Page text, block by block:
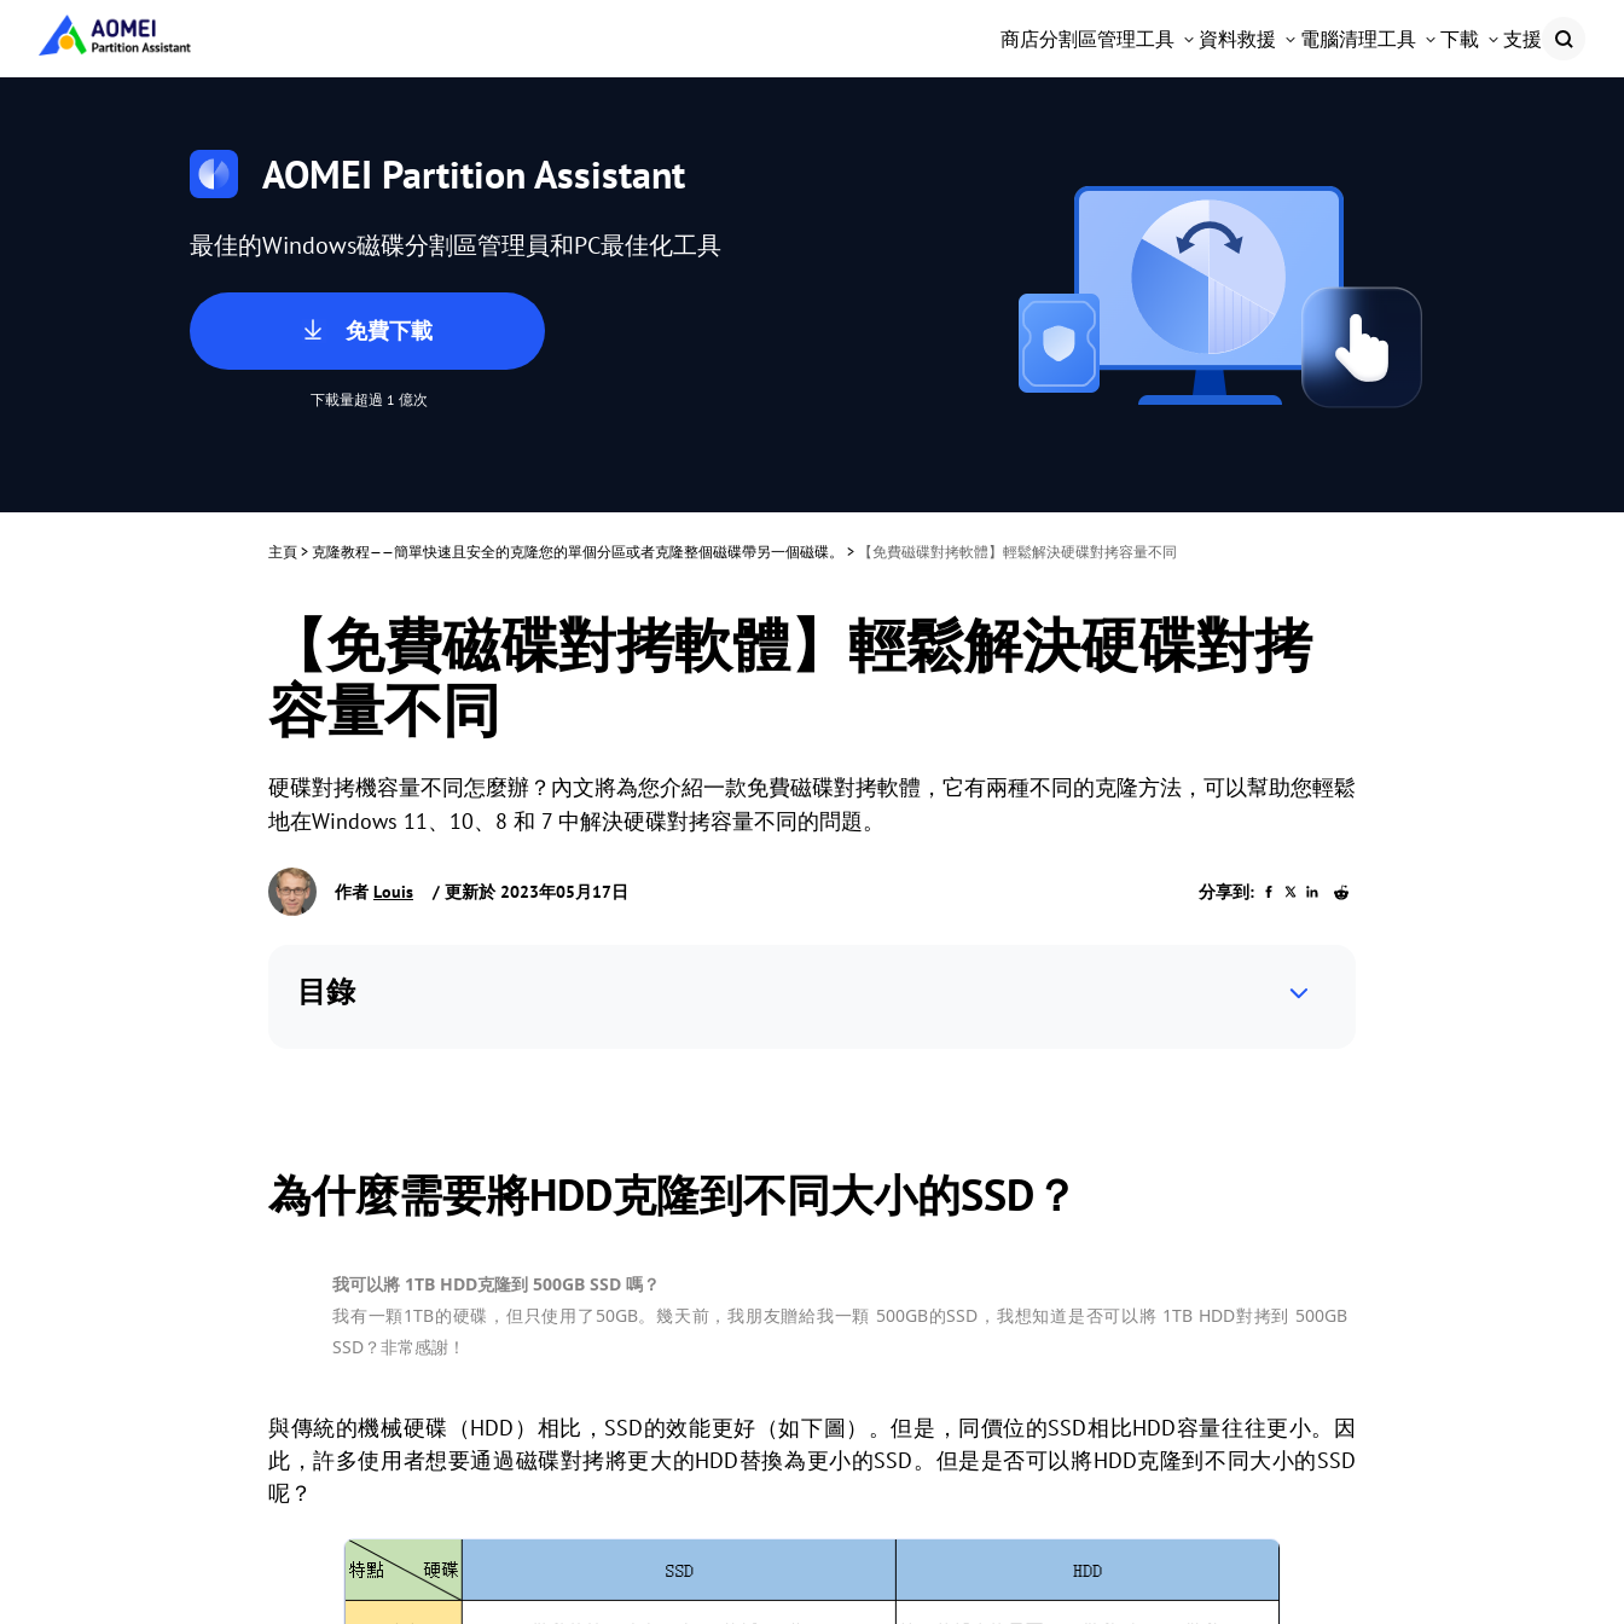
商店分割區管理工具 資料救援 電腦清理工具 下載 支援
AOMEI Partition Assistant
最佳的Windows磁碟分割區管理員和PC最佳化工具
免費下載
下載量超過 1 億次
主頁 > 克隆教程——簡單快速且安全的克隆您的單個分區或者克隆整個磁碟帶另一個磁碟。 > 【免費磁碟對拷軟體】輕鬆解決硬碟對拷容量不同
【免費磁碟對拷軟體】輕鬆解決硬碟對拷
容量不同
硬碟對拷機容量不同怎麼辦？內文將為您介紹一款免費磁碟對拷軟體，它有兩種不同的克隆方法，可以幫助您輕鬆
地在Windows 11、10、8 和 7 中解決硬碟對拷容量不同的問題。
作者 Louis / 更新於 2023年05月17日 分享到:
目錄
為什麼需要將HDD克隆到不同大小的SSD？
我可以將 1TB HDD克隆到 500GB SSD 嗎？
我有一顆1TB的硬碟，但只使用了50GB。幾天前，我朋友贈給我一顆 500GB的SSD，我想知道是否可以將 1TB HDD對拷到 500GB
SSD？非常感謝！
與傳統的機械硬碟（HDD）相比，SSD的效能更好（如下圖）。但是，同價位的SSD相比HDD容量往往更小。因
此，許多使用者想要通過磁碟對拷將更大的HDD替換為更小的SSD。但是是否可以將HDD克隆到不同大小的SSD
呢？